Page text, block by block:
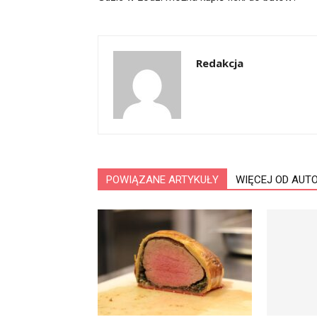
Redakcja
POWIĄZANE ARTYKUŁY WIĘCEJ OD